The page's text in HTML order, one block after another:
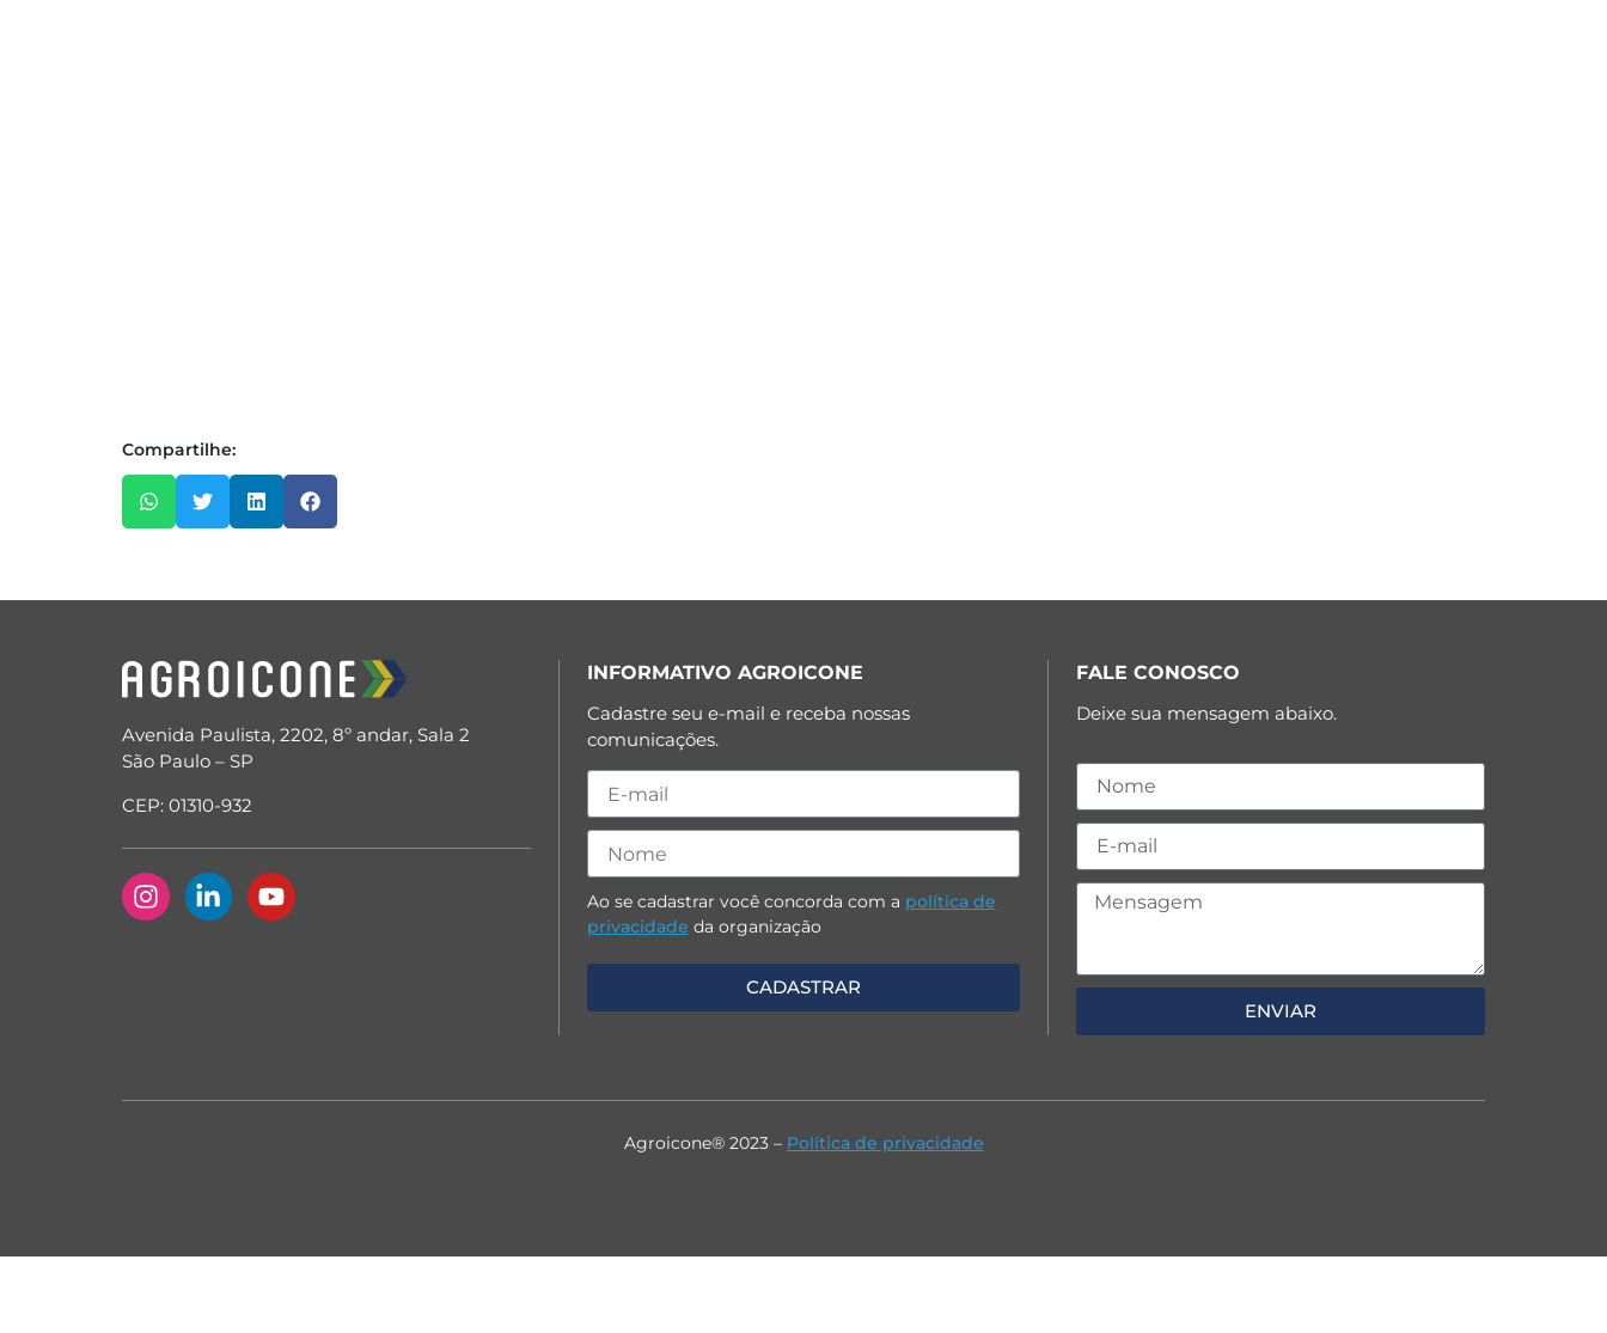
Compartilhe:
Avenida Paulista, 2202, 8º andar, Sala 2
São Paulo – SP
CEP: 01310-932
INFORMATIVO AGROICONE
Cadastre seu e-mail e receba nossas
comunicações.
Ao se cadastrar você concorda com a política de
privacidade da organização
FALE CONOSCO
Deixe sua mensagem abaixo.
ENVIAR
Agroicone® 2023 – Política de privacidade